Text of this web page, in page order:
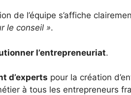
de l’équipe s’affiche
le conseil ».
l’entrepreneuriat.
d’experts pour la création
à tous les entrepreneurs